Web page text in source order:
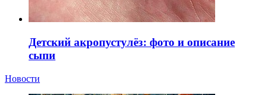
Детский акропустулёз: фото и описание
сыпи
Новости